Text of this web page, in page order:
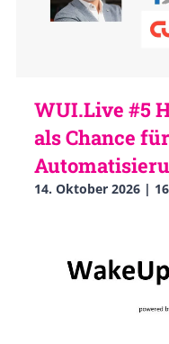
WUI.Live #5
als Chance
14. Oktober 2026 |